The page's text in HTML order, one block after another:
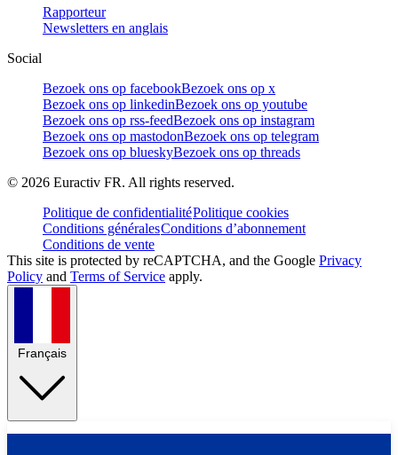
Rapporteur
Newsletters en anglais
Social
Bezoek ons op facebookBezoek ons op x
Bezoek ons op linkedinBezoek ons op youtube
Bezoek ons op rss-feedBezoek ons op instagram
Bezoek ons op mastodonBezoek ons op telegram
Bezoek ons op blueskyBezoek ons op threads
© 2026 Euractiv FR. All rights reserved.
Politique de confidentialitéPolitique cookies
Conditions généralesConditions d’abonnement
Conditions de vente
This site is protected by reCAPTCHA, and the Google Privacy
Policy and Terms of Service apply.
Français